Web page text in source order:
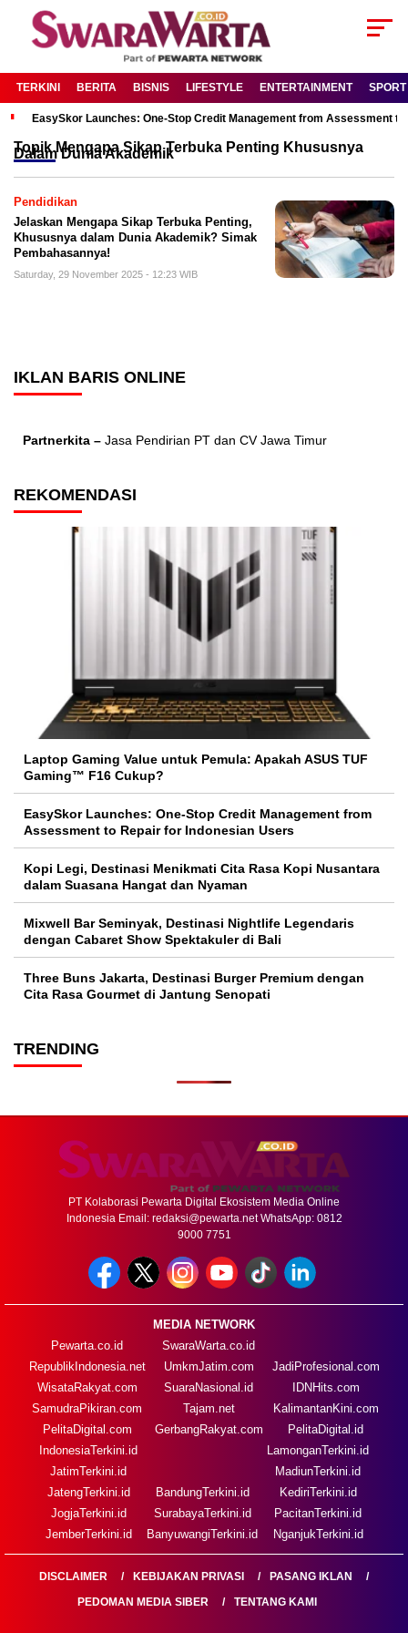
TERKINI BERITA BISNIS LIFESTYLE ENTERTAINMENT SPORT
EasySkor Launches: One-Stop Credit Management from Assessment
TopikMengapa Sikap Terbuka Penting Khususnya
Dalam Dunia Akademik
Pendidikan
Jelaskan Mengapa Sikap Terbuka Penting,
Khususnya dalam Dunia Akademik? Simak
Pembahasannya!
Saturday, 29 November 2025 - 12:23 WIB
IKLAN BARIS ONLINE
Partnerkita – Jasa Pendirian PT dan CV Jawa Timur
REKOMENDASI
Laptop Gaming Value untuk Pemula: Apakah ASUS TUF
Gaming™ F16 Cukup?
EasySkor Launches: One-Stop Credit Management from
Assessment to Repair for Indonesian Users
Kopi Legi, Destinasi Menikmati Cita Rasa Kopi Nusantara
dalam Suasana Hangat dan Nyaman
Mixwell Bar Seminyak, Destinasi Nightlife Legendaris
dengan Cabaret Show Spektakuler di Bali
Three Buns Jakarta, Destinasi Burger Premium dengan
Cita Rasa Gourmet di Jantung Senopati
TRENDING
PT Kolaborasi Pewarta Digital Ekosistem Media Online
Indonesia Email: redaksi@pewarta.netWhatsApp: 0812
9000 7751
MEDIA NETWORK
Pewarta.co.id
RepublikIndonesia.net
WisataRakyat.com
SamudraPikiran.com
PelitaDigital.com
SwaraWarta.co.id
UmkmJatim.com
SuaraNasional.id
Tajam.net
GerbangRakyat.com
JadiProfesional.com
IDNHits.com
KalimantanKini.com
PelitaDigital.id
IndonesiaTerkini.id
JatimTerkini.id
JatengTerkini.id
JogjaTerkini.id
JemberTerkini.id
BandungTerkini.id
SurabayaTerkini.id
BanyuwangiTerkini.id
LamonganTerkini.id
MadiunTerkini.id
KediriTerkini.id
PacitanTerkini.id
NganjukTerkini.id
DISCLAIMER KEBIJAKAN PRIVASI
PASANG IKLAN
PEDOMAN MEDIA SIBER
TENTANG KAMI